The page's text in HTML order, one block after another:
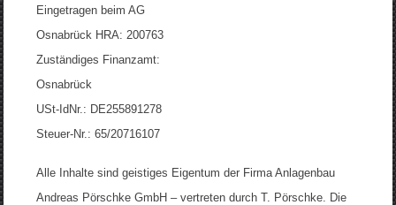
Eingetragen beim AG
Osnabrück HRA: 200763
Zuständiges Finanzamt:
Osnabrück
USt-IdNr.: DE255891278
Steuer-Nr.: 65/20716107
Alle Inhalte sind geistiges Eigentum der Firma Anlagenbau
Andreas Pörschke GmbH – vertreten durch T. Pörschke. Die